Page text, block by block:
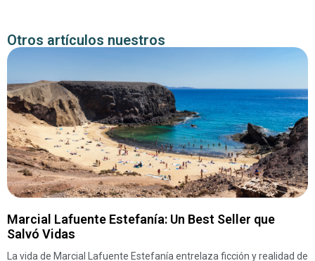
Otros artículos nuestros
Marcial Lafuente Estefanía: Un Best Seller que
Salvó Vidas
La vida de Marcial Lafuente Estefanía entrelaza ficción y realidad de